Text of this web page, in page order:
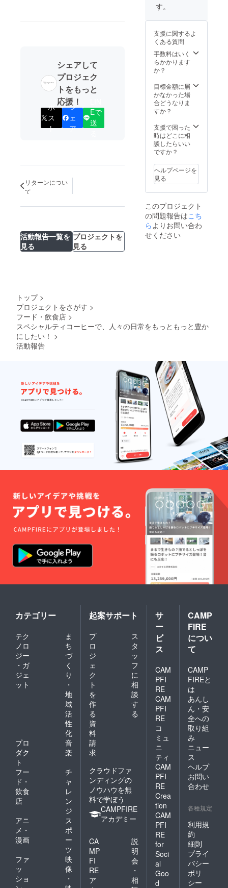
シェアして
プロジェク
トをもっと
応援！
ポ
ス
ト
シ
ェ
ア
Eで
送
リターンについ
て
活動報告一覧を
見る
プロジェクトを
見る
（金）
す。 [食
品表示]
・レ
ギュ
ラー
ヒー200
ｇ ・風
通しの
良い涼
所で保
存して
くださ
い。 ・
限：お
届けの
際に記
載され
「焙煎
日」か
ら1か月
を目安
にして
マラ、
の食品
表示は
お届け
商品の
ラベル
に表記
されま
す。商
品開封
時には
必ずお
届のリ
ターン
に貼付
や注意
書きを
ご確認
くださ
い。
す。
支援に関するよ
くある質問
手数料はいく
らかかります
か？
目標金額に届
かなかった場
合どうなりま
すか？
支援で困った
時はどこに相
談したらいい
ですか？
ヘルプページを
見る
このプロジェクト
の問題報告はこち
ら よりお問い合わ
せください
トップ >
プロジェクトをさがす >
フード・飲食店 >
スペシャルティコーヒーで、人々の日常をもっともっと豊か
にしたい！ >
活動報告
カテゴリー
テク
ノロ
ジー
・ガ
ジェ
ット
ま
ち
づ
く
り
・
地
域
活
性
化
プロ
ダク
ト
音
楽
フー
ド・
飲食
店
チ
ャ
レ
ン
ジ
アニ
メ・
漫画
ス
ポ
ー
ツ
ファ
ッ
ショ
映
像
・
起案サポート
プ
ロ
ジ
ェ
ク
ト
を
作
る
ス
タ
ッ
フ
に
相
談
す
る
資
料
請
求
クラウドファ
ンディングの
ノウハウを無
料で学ぼう
CAMPFIRE
アカデミー
CA
MP
FI
RE
ア
説
明
会
・
相
サ
ー
ビ
ス
CAM
PFI
RE
CAM
PFI
RE
コ
ミュ
ニ
ティ
CAM
PFI
RE
Crea
tion
CAM
PFI
RE
for
Soci
al
Goo
d
CAMP
FIRE
につい
て
CAMP
FIREと
は
あんし
ん・安
全への
取り組
み
ニュー
ス
ヘルプ
お問い
合わせ
各種規定
利用規
約
細則
プライ
バシー
ポリ
シー